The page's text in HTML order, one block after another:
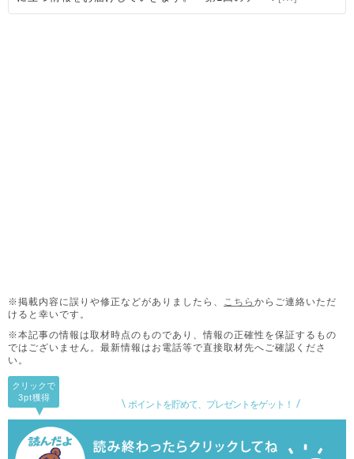
※掲載内容に誤りや修正などがありましたら、 こちら からご連絡いただ
けると幸いです。
※本記事の情報は取材時点のものであり、情報の正確性を保証するもの
ではございません。 最新情報はお電話等で直接取材先へご確認くださ
い。
ポイントを貯めて、プレゼントをゲット！
クリックで
3pt獲得